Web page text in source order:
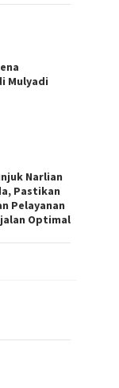
Mulyadi
Narlian
Pastikan
Pelayanan
Optimal